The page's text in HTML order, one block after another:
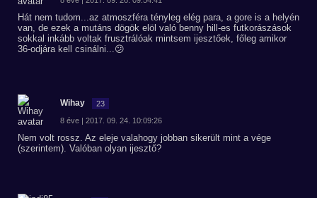
Hát nem tudom...az atmoszféra tényleg elég para, a gore is a helyén
van, de ezek a mutáns dögök elöl való benny hill-es futkorászások
sokkal inkább voltak frusztrálóak mintsem ijesztőek, főleg amikor
36-odjára kell csinálni...😕
Wihay 23
8 éve | 2017. 09. 24. 10:09:26
Nem volt rossz. Az eleje valahogy jobban sikerült mint a vége
(szerintem). Valóban olyan ijesztő?